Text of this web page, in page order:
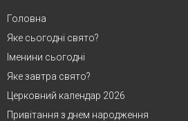
Головна
Яке сьогодні свято?
Іменини сьогодні
Яке завтра свято?
Церковний календар 2026
Привітання з днем народження